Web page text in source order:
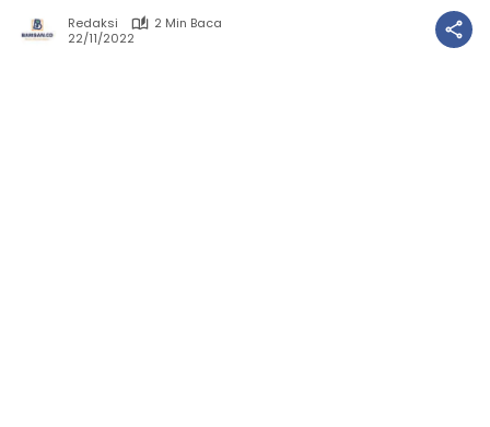
Redaksi
2 Min Baca
22/11/2022